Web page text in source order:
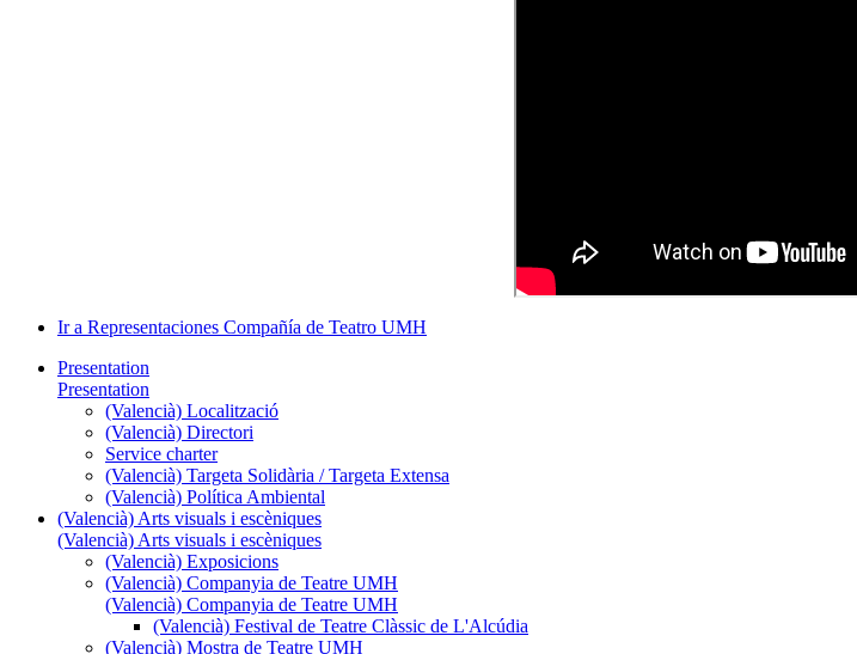
Ir a Representaciones Compañía de Teatro UMH
Presentation
Presentation
(Valencià) Localització
(Valencià) Directori
Service charter
(Valencià) Targeta Solidària / Targeta Extensa
(Valencià) Política Ambiental
(Valencià) Arts visuals i escèniques
(Valencià) Arts visuals i escèniques
(Valencià) Exposicions
(Valencià) Companyia de Teatre UMH
(Valencià) Companyia de Teatre UMH
(Valencià) Festival de Teatre Clàssic de L'Alcúdia
(Valencià) Mostra de Teatre UMH